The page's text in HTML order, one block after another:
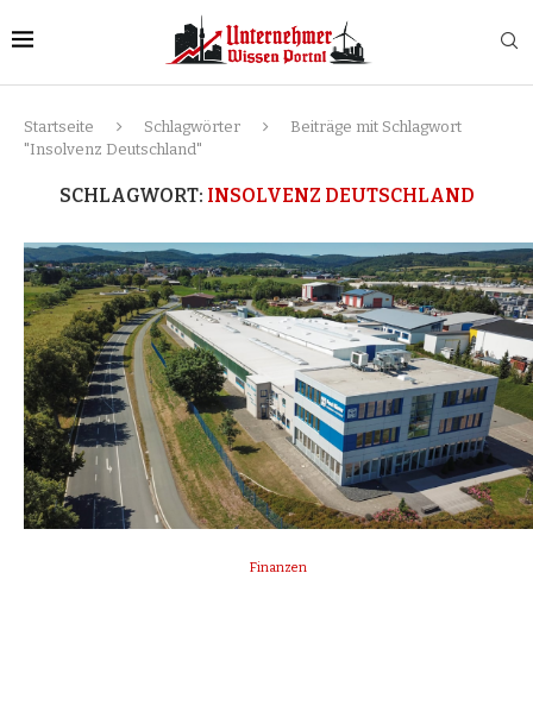
Startseite Schlagwörter
Beiträge mit Schlagwort
"Insolvenz Deutschland"
SCHLAGWORT: INSOLVENZ DEUTSCHLAND
Finanzen